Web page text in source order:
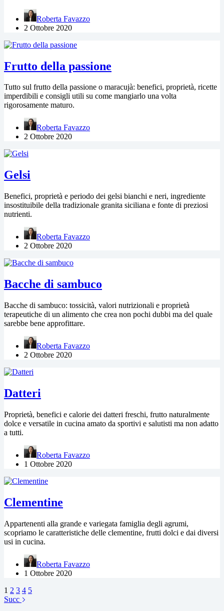
Roberta Favazzo
2 Ottobre 2020
Frutto della passione
Tutto sul frutto della passione o maracujà: benefici, proprietà, ricette
imperdibili e consigli utili su come mangiarlo una volta
rigorosamente maturo.
Roberta Favazzo
2 Ottobre 2020
Gelsi
Benefici, proprietà e periodo dei gelsi bianchi e neri, ingrediente
insostituibile della tradizionale granita siciliana e fonte di preziosi
nutrienti.
Roberta Favazzo
2 Ottobre 2020
Bacche di sambuco
Bacche di sambuco: tossicità, valori nutrizionali e proprietà
terapeutiche di un alimento che crea non pochi dubbi ma del quale
sarebbe bene approfittare.
Roberta Favazzo
2 Ottobre 2020
Datteri
Proprietà, benefici e calorie dei datteri freschi, frutto naturalmente
dolce e versatile in cucina amato da sportivi e salutisti ma non adatto
a tutti.
Roberta Favazzo
1 Ottobre 2020
Clementine
Appartenenti alla grande e variegata famiglia degli agrumi,
scopriamo le caratteristiche delle clementine, frutti dolci e dai diversi
usi in cucina.
Roberta Favazzo
1 Ottobre 2020
1 2 3 4 5
Succ